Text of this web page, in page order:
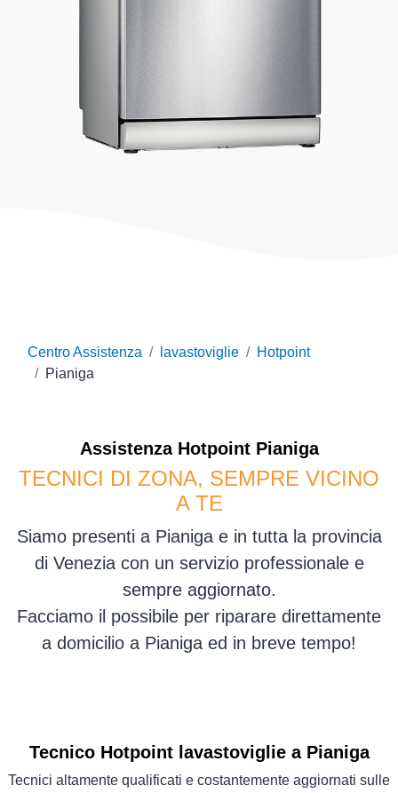
Centro Assistenza lavastoviglie
Hotpoint
Pianiga
Assistenza HotpointPianiga
TECNICI DI ZONA, SEMPRE VICINO
A TE
Siamo presenti a Pianiga e in tutta la provincia
di Venezia con un servizio professionale e
sempre aggiornato.
Facciamo il possibile per riparare direttamente
a domicilio a Pianiga ed in breve tempo!
Tecnico Hotpoint lavastoviglie a Pianiga
Tecnici altamente qualificati e costantemente aggiornati sulle